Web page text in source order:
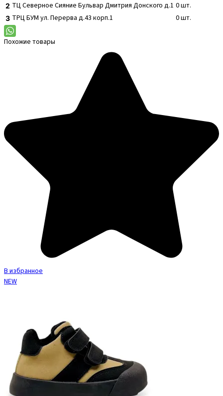
2 ТЦ Северное Сияние Бульвар Дмитрия Донского д.1 0шт.
3 ТРЦ БУМ ул. Перерва д.43 корп.1 0шт.
Похожие товары
В избранное
NEW